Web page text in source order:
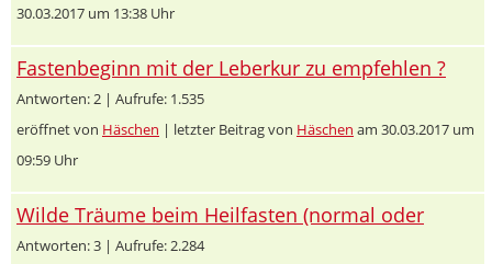
30.03.2017 um 13:38 Uhr
Fastenbeginn mit der Leberkur zu empfehlen ?
Antworten: 2 | Aufrufe: 1.535
eröffnet von Häschen | letzter Beitrag von Häschen am 30.03.2017 um
09:59 Uhr
Wilde Träume beim Heilfasten (normal oder
Antworten: 3 | Aufrufe: 2.284